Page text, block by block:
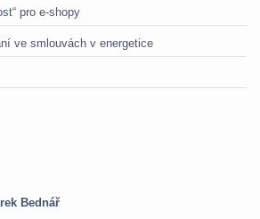
pro e-shopy
ve smlouvách v energetice
Bednář